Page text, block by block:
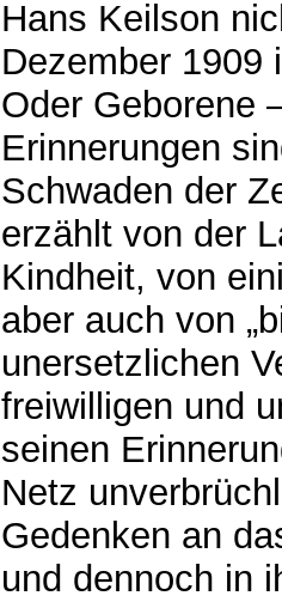
Hans Keilson
Dezember 1909
Oder Geborene
Erinnerungen
Schwaden der
erzählt von der
Kindheit, von
aber auch von
unersetzlichen
freiwilligen und
seinen
Netz
Gedenken an
und dennoch in